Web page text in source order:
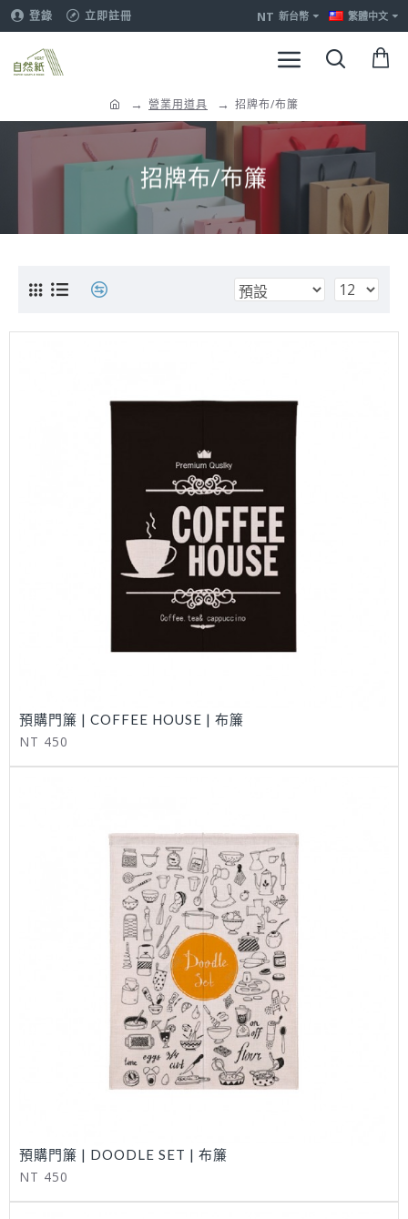
登錄 立即註冊 NT 新台幣 繁體中文
營業用道具 招牌布/布簾
招牌布/布簾
預購門簾 | COFFEE HOUSE | 布簾
NT 450
預購門簾 | DOODLE SET | 布簾
NT 450